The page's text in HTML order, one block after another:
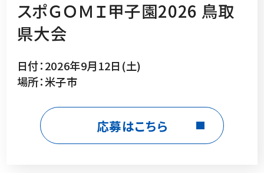
スポＧＯＭＩ甲子園2026 鳥取
県大会
日付：2026年9月12日(土)
場所：米子市
応募はこちら